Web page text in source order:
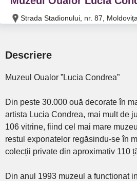
Strada Stadionului, nr. 87,
Descriere
Muzeul Oualor ”Lucia Condrea”
Din peste 30.000 ouă decorate în
artista Lucia Condrea, mai mult de
106 vitrine, fiind cel mai mare
restul exponatelor regăsindu-se în
colecții private din aproximativ 110
Din anul 1993 muzeul a functionat